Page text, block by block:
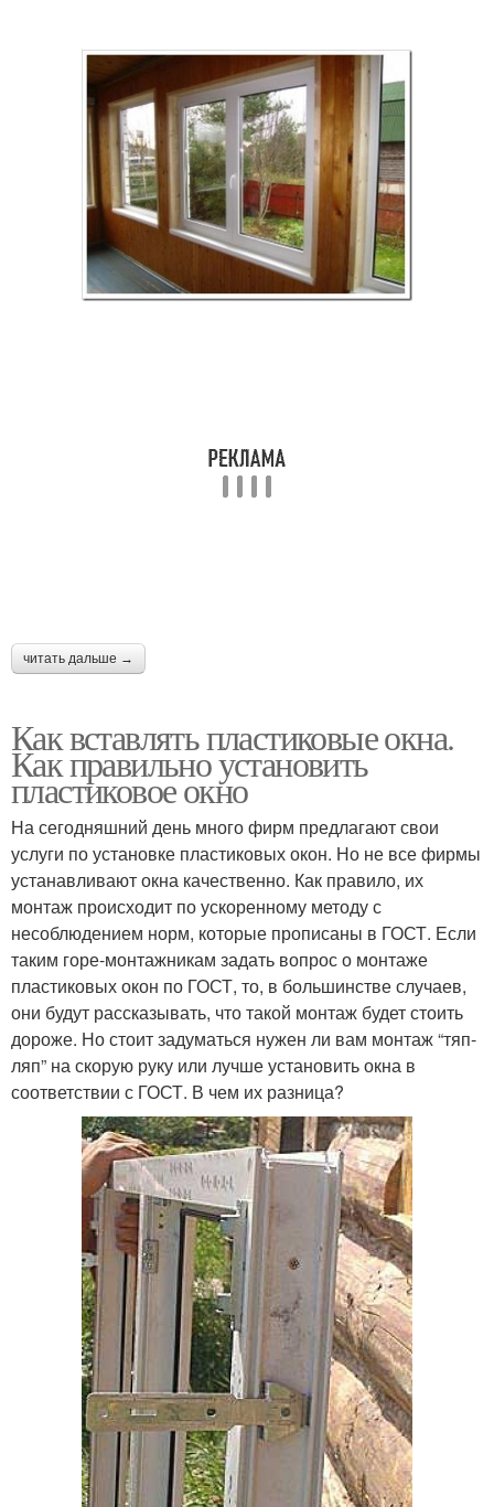
читать дальше →
Как вставлять пластиковые окна.
Как правильно установить
пластиковое окно
На сегодняшний день много фирм предлагают свои
услуги по установке пластиковых окон. Но не все фирмы
устанавливают окна качественно. Как правило, их
монтаж происходит по ускоренному методу с
несоблюдением норм, которые прописаны в ГОСТ. Если
таким горе-монтажникам задать вопрос о монтаже
пластиковых окон по ГОСТ, то, в большинстве случаев,
они будут рассказывать, что такой монтаж будет стоить
дороже. Но стоит задуматься нужен ли вам монтаж “тяп-
ляп” на скорую руку или лучше установить окна в
соответствии с ГОСТ. В чем их разница?